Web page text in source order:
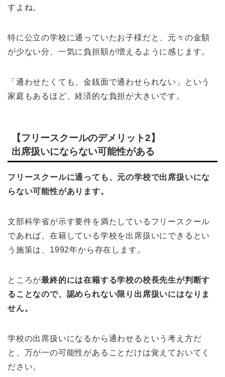
すよね。
特に公立の学校に通っていたお子様だと、元々の金額
が少ない分、一気に負担額が増えるように感じます。
「通わせたくても、金銭面で通わせられない」という
家庭もあるほど、経済的な負担が大きいです。
【フリースクールのデメリット2】
出席扱いにならない可能性がある
フリースクールに通っても、元の学校で出席扱いにな
らない可能性があります。
文部科学省が示す要件を満たしているフリースクール
であれば、在籍している学校を出席扱いにできるとい
う施策は、1992年から存在します。
ところが最終的には在籍する学校の校長先生が判断す
ることなので、認められない限り出席扱いにはなりま
せん。
学校の出席扱いになるから通わせるという考え方だ
と、万が一の可能性があることだけは覚えておいてく
ださい。